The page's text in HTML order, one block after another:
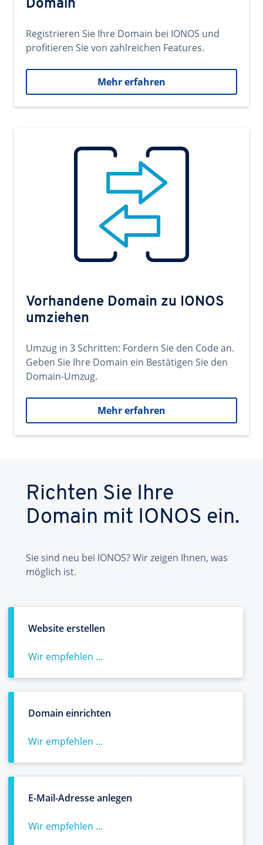
Domain
Registrieren Sie Ihre Domain bei IONOS und
profitieren Sie von zahlreichen Features.
Mehr erfahren
Vorhandene Domain zu IONOS
umziehen
Umzug in 3 Schritten: Fordern Sie den Code an.
Geben Sie Ihre Domain ein Bestätigen Sie den
Domain-Umzug.
Mehr erfahren
Richten Sie Ihre
Domain mit IONOS ein.
Sie sind neu bei IONOS? Wir zeigen Ihnen, was
möglich ist.
Website erstellen
Wir empfehlen ...
Domain einrichten
Wir empfehlen ...
E-Mail-Adresse anlegen
Wir empfehlen ...